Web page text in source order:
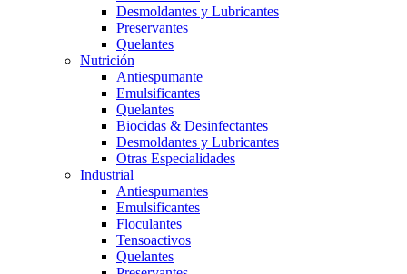
Desmoldantes y Lubricantes
Preservantes
Quelantes
Nutrición
Antiespumante
Emulsificantes
Quelantes
Biocidas & Desinfectantes
Desmoldantes y Lubricantes
Otras Especialidades
Industrial
Antiespumantes
Emulsificantes
Floculantes
Tensoactivos
Quelantes